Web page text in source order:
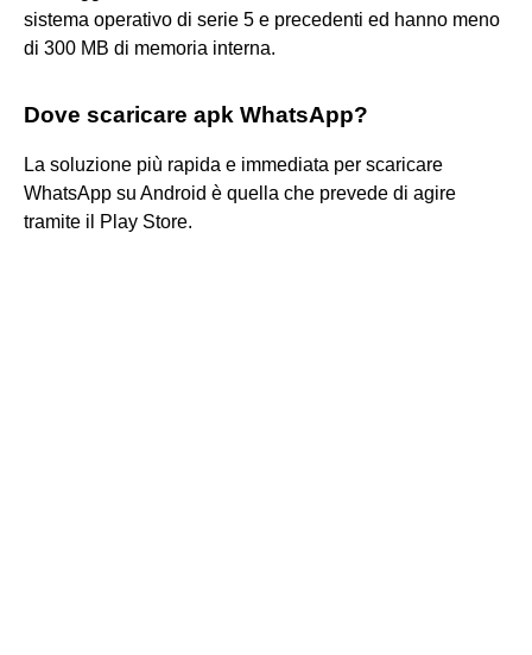
sistema operativo di serie 5 e precedenti ed hanno meno
di 300 MB di memoria interna.
Dove scaricare apk WhatsApp?
La soluzione più rapida e immediata per scaricare
WhatsApp su Android è quella che prevede di agire
tramite il Play Store.